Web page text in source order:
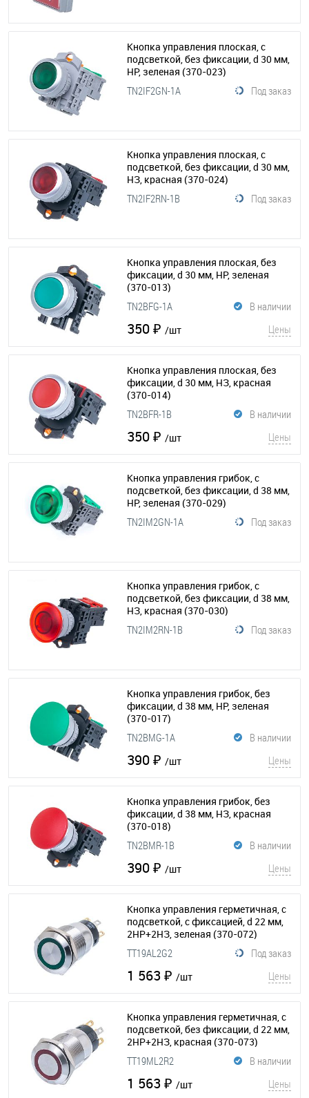
Кнопка управления плоская, с
подсветкой, без фиксации, d 30 мм,
НР, зеленая (370-023)
Под заказ
TN2IF2GN-1A
Кнопка управления плоская, с
подсветкой, без фиксации, d 30 мм,
НЗ, красная (370-024)
Под заказ
TN2IF2RN-1B
Кнопка управления плоская, без
фиксации, d 30 мм, НР, зеленая
(370-013)
В наличии
TN2BFG-1A
350 ₽ /шт Цены
Кнопка управления плоская, без
фиксации, d 30 мм, НЗ, красная
(370-014)
В наличии
TN2BFR-1B
350 ₽ /шт Цены
Кнопка управления грибок, с
подсветкой, без фиксации, d 38 мм,
НР, зеленая (370-029)
Под заказ
TN2IM2GN-1A
Кнопка управления грибок, с
подсветкой, без фиксации, d 38 мм,
НЗ, красная (370-030)
Под заказ
TN2IM2RN-1B
Кнопка управления грибок, без
фиксации, d 38 мм, НР, зеленая
(370-017)
В наличии
TN2BMG-1A
390 ₽ /шт Цены
Кнопка управления грибок, без
фиксации, d 38 мм, НЗ, красная
(370-018)
В наличии
TN2BMR-1B
390 ₽ /шт Цены
Кнопка управления герметичная, с
подсветкой, с фиксацией, d 22 мм,
2НР+2НЗ, зеленая (370-072)
Под заказ
TT19AL2G2
1 563 ₽ /шт Цены
Кнопка управления герметичная, с
подсветкой, без фиксации, d 22 мм,
2НР+2НЗ, красная (370-073)
В наличии
TT19ML2R2
1 563 ₽ /шт Цены